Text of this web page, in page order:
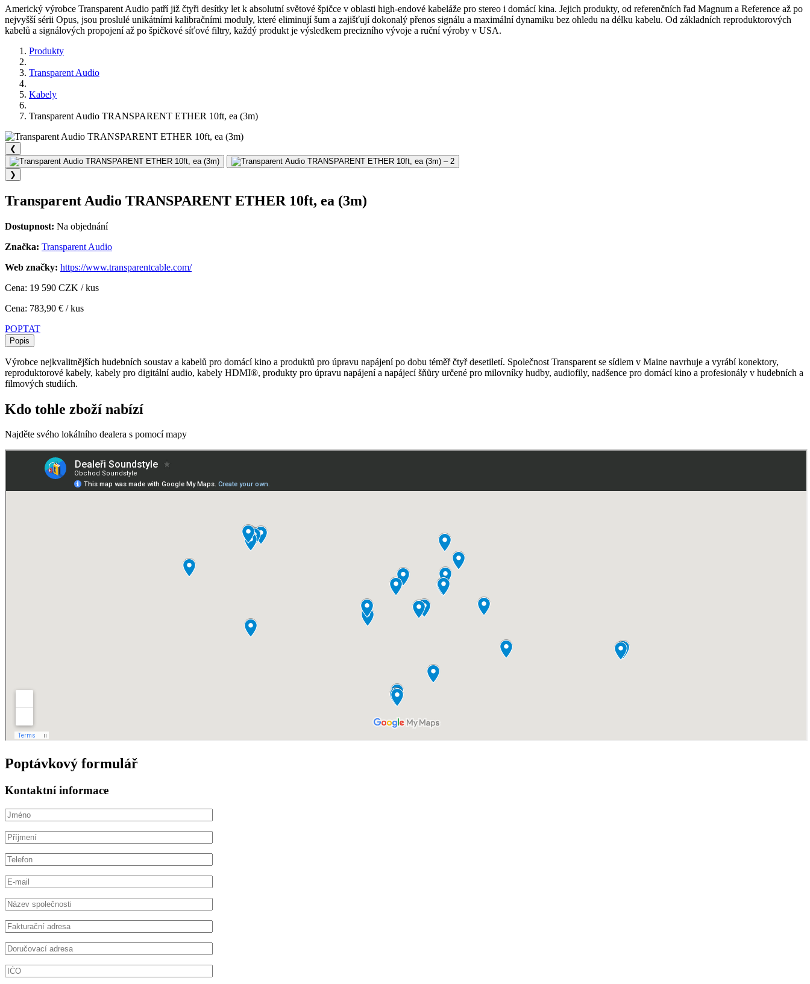
Americký výrobce Transparent Audio patří již čtyři desítky let k absolutní světové špičce v oblasti high-endové kabeláže pro stereo i domácí kina. Jejich produkty, od referenčních řad Magnum a Reference až po
nejvyšší sérii Opus, jsou proslulé unikátními kalibračními moduly, které eliminují šum a zajišťují dokonalý přenos signálu a maximální dynamiku bez ohledu na délku kabelu. Od základních reproduktorových
kabelů a signálových propojení až po špičkové síťové filtry, každý produkt je výsledkem precizního vývoje a ruční výroby v USA.
Produkty
Transparent Audio
Kabely
Transparent Audio TRANSPARENT ETHER 10ft, ea (3m)
❮
❯
Transparent Audio TRANSPARENT ETHER 10ft, ea (3m)
Dostupnost: Na objednání
Značka: Transparent Audio
Web značky: https://www.transparentcable.com/
Cena: 19 590 CZK / kus
Cena: 783,90 € / kus
POPTAT
Popis
Výrobce nejkvalitnějších hudebních soustav a kabelů pro domácí kino a produktů pro úpravu napájení po dobu téměř čtyř desetiletí. Společnost Transparent se sídlem v Maine navrhuje a vyrábí konektory,
reproduktorové kabely, kabely pro digitální audio, kabely HDMI®, produkty pro úpravu napájení a napájecí šňůry určené pro milovníky hudby, audiofily, nadšence pro domácí kino a profesionály v hudebních a
filmových studiích.
Kdo tohle zboží nabízí
Najděte svého lokálního dealera s pomocí mapy
Poptávkový formulář
Kontaktní informace